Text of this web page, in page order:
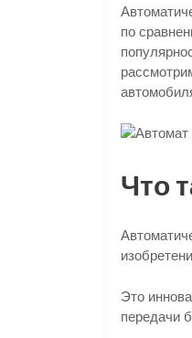
по
Что
Это
передачи